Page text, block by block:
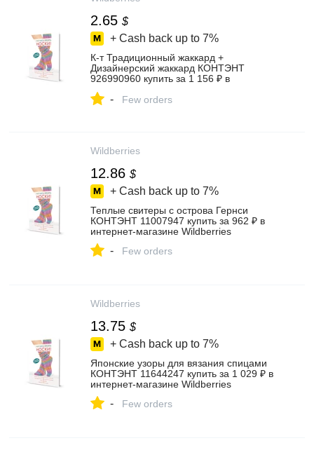
2.65 $
+ Cash back up to 7%
К-т Традиционный жаккард +
Дизайнерский жаккард КОНТЭНТ
926990960 купить за 1 156 ₽ в
- Few orders
Wildberries
12.86 $
+ Cash back up to 7%
Теплые свитеры с острова Гернси
КОНТЭНТ 11007947 купить за 962 ₽ в
интернет‑магазине Wildberries
- Few orders
Wildberries
13.75 $
+ Cash back up to 7%
Японские узоры для вязания спицами
КОНТЭНТ 11644247 купить за 1 029 ₽ в
интернет‑магазине Wildberries
- Few orders